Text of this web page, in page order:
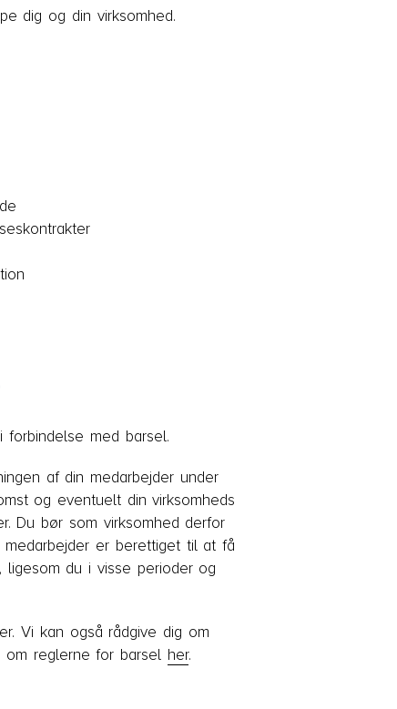
dig og din virksomhed.
med barsel.
af din medarbejder under
og eventuelt din virksomheds
Du bør som virksomhed derfor
medarbejder er berettiget til at få
du i visse perioder og
Vi kan også rådgive dig om
om reglerne for barsel her.